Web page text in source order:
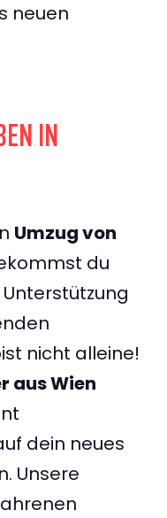
neuen
IN
Umzug von
du
nicht alleine!
aus Wien
dein neues
Unsere